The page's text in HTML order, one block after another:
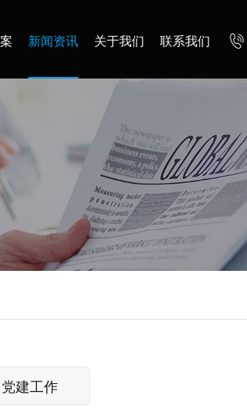
新闻资讯 关于我们 联系我们
党建工作